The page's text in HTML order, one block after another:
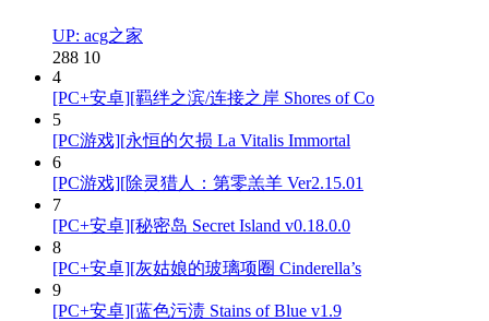
UP: acg之家
288 10
4
[PC+安卓][羁绊之滨/连接之岸 Shores of Co
5
[PC游戏][永恒的欠损 La Vitalis Immortal
6
[PC游戏][除灵猎人：第零羔羊 Ver2.15.01
7
[PC+安卓][秘密岛 Secret Island v0.18.0.0
8
[PC+安卓][灰姑娘的玻璃项圈 Cinderella’s
9
[PC+安卓][蓝色污渍 Stains of Blue v1.9